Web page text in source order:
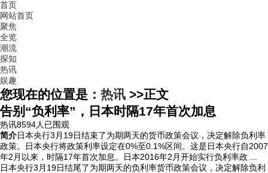
首页
网站首页
聚焦
全览
潮流
探知
热讯
娱趣
您现在的位置是： 热讯 >>正文
告别“负利率”，日本时隔17年首次加息
热讯8594人已围观
简介日本央行3月19日结束了为期两天的货币政策会议，决定解除负利率
政策。日本央行将政策利率设定在0%至0.1%区间。这是日本央行自2007
年2月以来，时隔17年首次加息。日本2016年2月开始实行负利率政 ...
日本央行3月19日结尾了为期两天的负利率货币政策会议，决定解除负利